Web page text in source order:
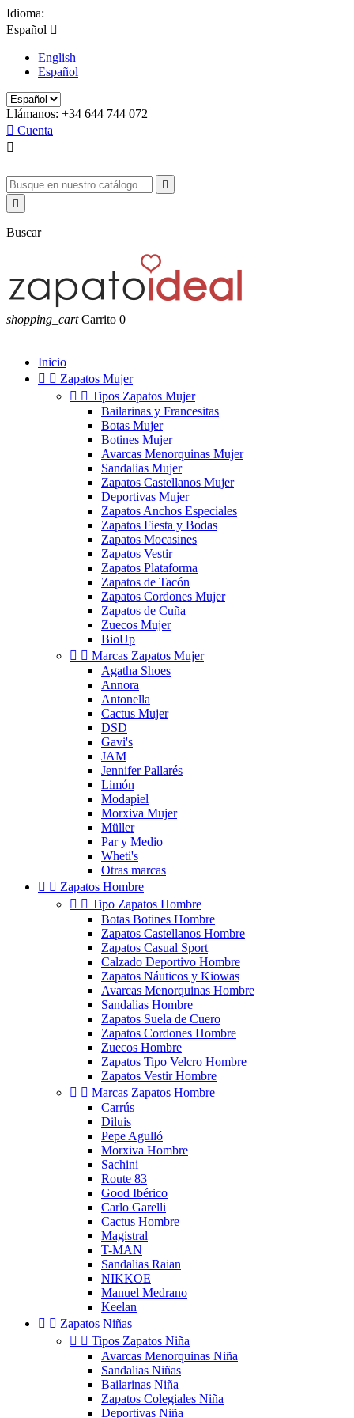
Idioma:
Español 
English
Español
Llámanos: +34 644 744 072
 Cuenta



Buscar
shopping_cart Carrito 0
Inicio
  Zapatos Mujer
  Tipos Zapatos Mujer
Bailarinas y Francesitas
Botas Mujer
Botines Mujer
Avarcas Menorquinas Mujer
Sandalias Mujer
Zapatos Castellanos Mujer
Deportivas Mujer
Zapatos Anchos Especiales
Zapatos Fiesta y Bodas
Zapatos Mocasines
Zapatos Vestir
Zapatos Plataforma
Zapatos de Tacón
Zapatos Cordones Mujer
Zapatos de Cuña
Zuecos Mujer
BioUp
  Marcas Zapatos Mujer
Agatha Shoes
Annora
Antonella
Cactus Mujer
DSD
Gavi's
JAM
Jennifer Pallarés
Limón
Modapiel
Morxiva Mujer
Müller
Par y Medio
Wheti's
Otras marcas
  Zapatos Hombre
  Tipo Zapatos Hombre
Botas Botines Hombre
Zapatos Castellanos Hombre
Zapatos Casual Sport
Calzado Deportivo Hombre
Zapatos Náuticos y Kiowas
Avarcas Menorquinas Hombre
Sandalias Hombre
Zapatos Suela de Cuero
Zapatos Cordones Hombre
Zuecos Hombre
Zapatos Tipo Velcro Hombre
Zapatos Vestir Hombre
  Marcas Zapatos Hombre
Carrús
Diluis
Pepe Agulló
Morxiva Hombre
Sachini
Route 83
Good Ibérico
Carlo Garelli
Cactus Hombre
Magistral
T-MAN
Sandalias Raian
NIKKOE
Manuel Medrano
Keelan
  Zapatos Niñas
  Tipos Zapatos Niña
Avarcas Menorquinas Niña
Sandalias Niñas
Bailarinas Niña
Zapatos Colegiales Niña
Deportivas Niña